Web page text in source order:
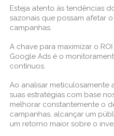
Esteja atento às tendências
sazonais que possam afetar
campanhas.
A chave para maximizar o
Google Ads é o
contínuos.
Ao analisar meticulosamente
suas estratégias com base
melhorar constantemente o
campanhas, alcançar um
um retorno maior sobre o